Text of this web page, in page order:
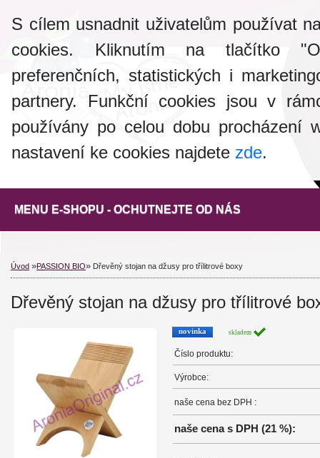
S cílem usnadnit uživatelům používat
cookies. Kliknutím na tlačítko
preferenčních, statistických i
partnery. Funkční cookies jsou v
používány po celou dobu procházení
nastavení ke cookies najdete zde.
OCHUTNEJTE OD NÁS
Úvod »PASSION BIO» Dřevěný stojan na džusy pro třílitrové boxy
Dřevěný stojan na džusy pro třílitrové
novinka skladem
Číslo produktu:
Výrobce:
naše cena bez DPH :
naše cena s DPH (21 %):